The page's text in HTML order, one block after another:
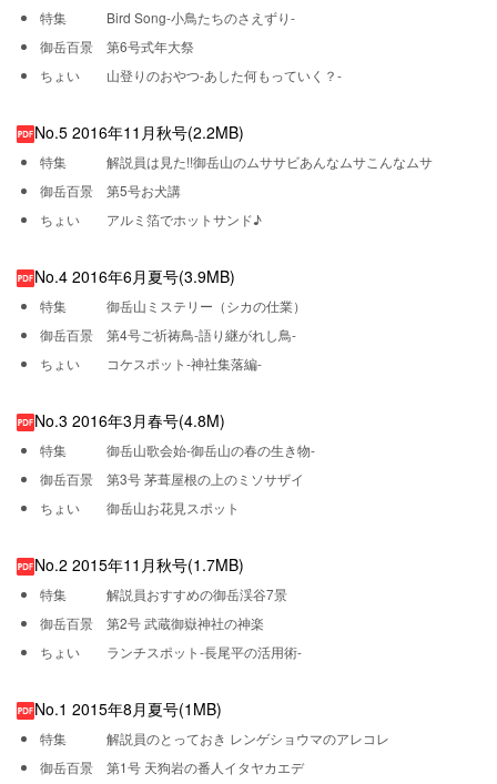
特集 Bird Song-小鳥たちのさえずり-
御岳百景 第6号式年大祭
ちょい 山登りのおやつ-あした何もっていく？-
No.5 2016年11月秋号(2.2MB)
特集 解説員は見た!!御岳山のムササビあんなムサこんなムサ
御岳百景 第5号お犬講
ちょい アルミ箔でホットサンド♪
No.4 2016年6月夏号(3.9MB)
特集 御岳山ミステリー（シカの仕業）
御岳百景 第4号ご祈祷鳥-語り継がれし鳥-
ちょい コケスポット-神社集落編-
No.3 2016年3月春号(4.8M)
特集 御岳山歌会始-御岳山の春の生き物-
御岳百景 第3号 茅葺屋根の上のミソサザイ
ちょい 御岳山お花見スポット
No.2 2015年11月秋号(1.7MB)
特集 解説員おすすめの御岳渓谷7景
御岳百景 第2号 武蔵御嶽神社の神楽
ちょい ランチスポット-長尾平の活用術-
No.1 2015年8月夏号(1MB)
特集 解説員のとっておき レンゲショウマのアレコレ
御岳百景 第1号 天狗岩の番人イタヤカエデ